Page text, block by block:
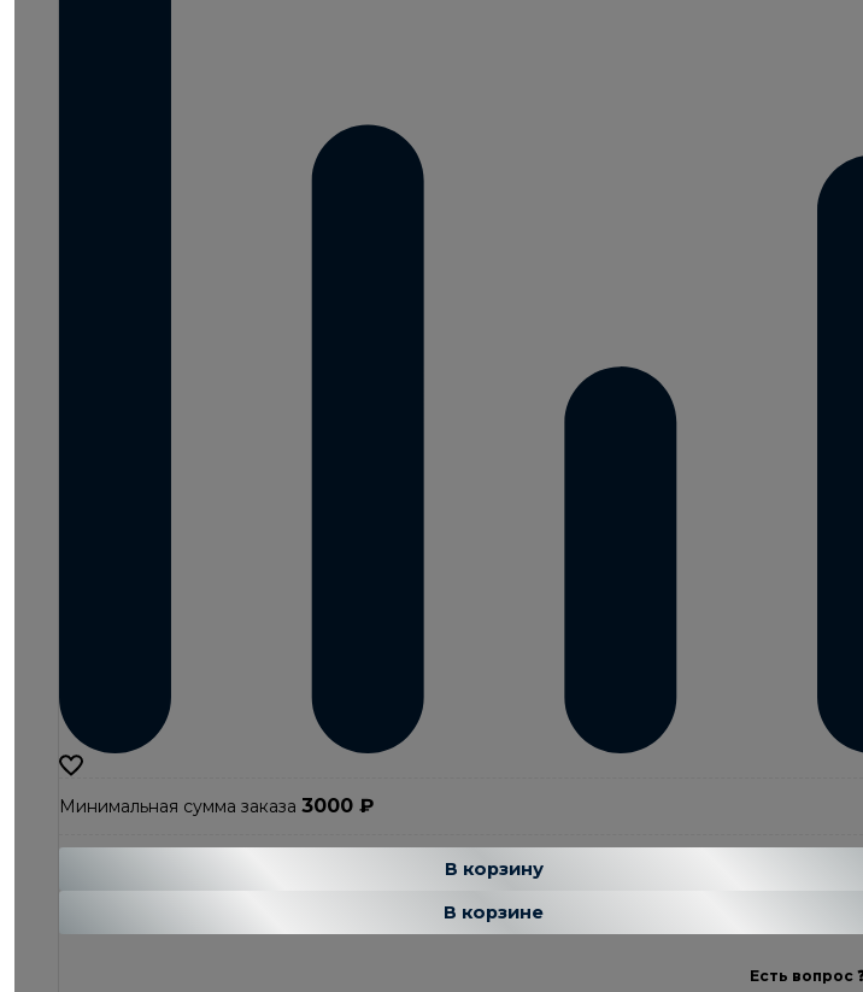
Минимальная сумма заказа 3000 ₽
В корзину
В корзине
Есть вопрос